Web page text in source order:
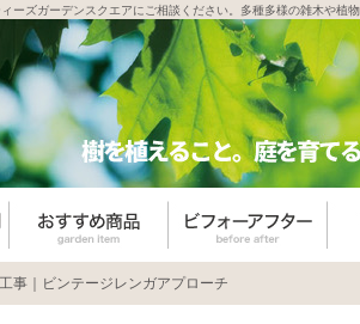
ーズガーデンスクエアにご相談ください。多種多様の雑木や植
事｜ビンテージレンガアプローチ